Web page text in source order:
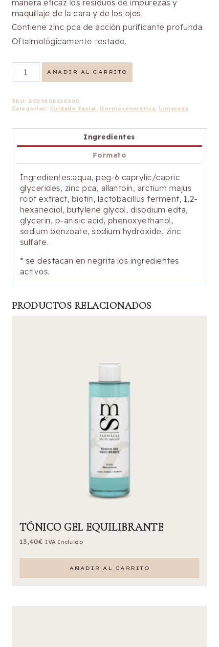
manera eficaz los residuos de impurezas y
maquillaje de la cara y de los ojos.
Contiene zinc pca de acción purificante profunda.
Oftalmológicamente testado.
Agua
Micelar
cantidad
AÑADIR AL CARRITO
SKU: 8029408128200
Categorías: Cuidado Facial Dermocosmética Limpieza
Ingredientes
Formato
Ingredientes:aqua, peg-6 caprylic/capric
glycerides, zinc pca, allantoin, arctium majus
root extract, biotin, lactobacillus ferment, 1,2-
hexanediol, butylene glycol, disodium edta,
glycerin, p-anisic acid, phenoxyethanol,
sodium benzoate, sodium hydroxide, zinc
sulfate.
* se destacan en negrita los ingredientes
activos.
PRODUCTOS RELACIONADOS
TÓNICO GEL EQUILIBRANTE
13,40€ IVA Incluido
AÑADIR AL CARRITO